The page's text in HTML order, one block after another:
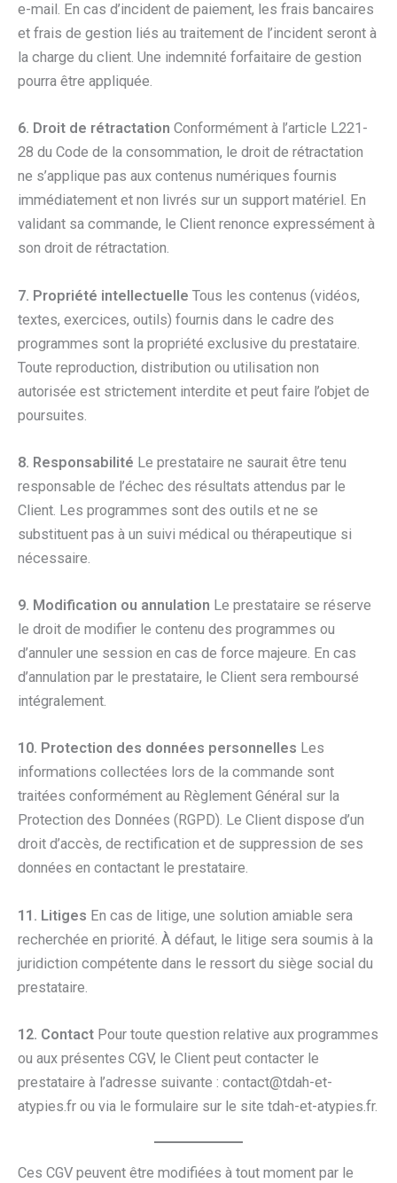
e-mail. En cas d’incident de paiement, les frais bancaires
et frais de gestion liés au traitement de l’incident seront à
la charge du client. Une indemnité forfaitaire de gestion
pourra être appliquée.
6. Droit de rétractation Conformément à l’article L221-
28 du Code de la consommation, le droit de rétractation
ne s’applique pas aux contenus numériques fournis
immédiatement et non livrés sur un support matériel. En
validant sa commande, le Client renonce expressément à
son droit de rétractation.
7. Propriété intellectuelle Tous les contenus (vidéos,
textes, exercices, outils) fournis dans le cadre des
programmes sont la propriété exclusive du prestataire.
Toute reproduction, distribution ou utilisation non
autorisée est strictement interdite et peut faire l’objet de
poursuites.
8. Responsabilité Le prestataire ne saurait être tenu
responsable de l’échec des résultats attendus par le
Client. Les programmes sont des outils et ne se
substituent pas à un suivi médical ou thérapeutique si
nécessaire.
9. Modification ou annulation Le prestataire se réserve
le droit de modifier le contenu des programmes ou
d’annuler une session en cas de force majeure. En cas
d’annulation par le prestataire, le Client sera remboursé
intégralement.
10. Protection des données personnelles Les
informations collectées lors de la commande sont
traitées conformément au Règlement Général sur la
Protection des Données (RGPD). Le Client dispose d’un
droit d’accès, de rectification et de suppression de ses
données en contactant le prestataire.
11. Litiges En cas de litige, une solution amiable sera
recherchée en priorité. À défaut, le litige sera soumis à la
juridiction compétente dans le ressort du siège social du
prestataire.
12. Contact Pour toute question relative aux programmes
ou aux présentes CGV, le Client peut contacter le
prestataire à l’adresse suivante : contact@tdah-et-
atypies.fr ou via le formulaire sur le site tdah-et-atypies.fr.
Ces CGV peuvent être modifiées à tout moment par le